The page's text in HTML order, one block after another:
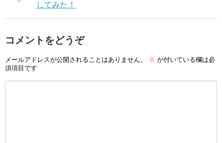
してみた！
コメントをどうぞ
メールアドレスが公開されることはありません。 ※ が付いている欄は必
須項目です